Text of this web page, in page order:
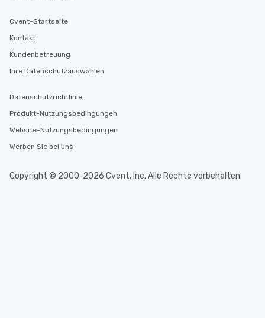
Cvent-Startseite
Kontakt
Kundenbetreuung
Ihre Datenschutzauswahlen
Datenschutzrichtlinie
Produkt-Nutzungsbedingungen
Website-Nutzungsbedingungen
Werben Sie bei uns
Copyright © 2000-2026 Cvent, Inc. Alle Rechte vorbehalten.